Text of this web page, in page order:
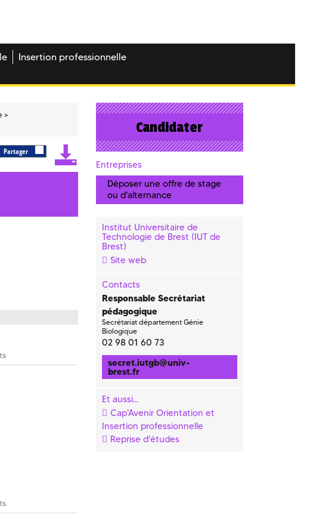
Insertion professionnelle
Partager
Candidater
Entreprises
Déposer une offre de stage
ou d'alternance
Institut Universitaire de
Technologie de Brest (IUT de
Brest)
Site web
Contacts
Responsable Secrétariat
pédagogique
Secrétariat département Génie
Biologique
02 98 01 60 73
secret.iutgb@univ-
brest.fr
Et aussi...
Cap'Avenir Orientation et
Insertion professionnelle
Reprise d'études